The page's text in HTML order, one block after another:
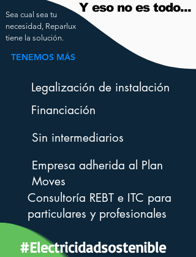
Y eso no es todo...
Sea cual sea tu
necesidad, Reparlux
tiene la solución.
TENEMOS MÁS
Legalización de instalación
Financiación
Sin intermediarios
Empresa adherida al Plan
Moves
Consultoría REBT e ITC para
particulares y profesionales
#Electricidadsostenible